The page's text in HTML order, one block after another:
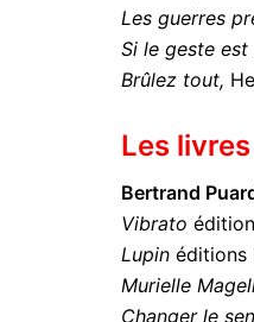
Les guerres
Si le geste est
Brûlez tout,
Les
Bertrand
Vibrato
Lupin éditions
Murielle
Changer le